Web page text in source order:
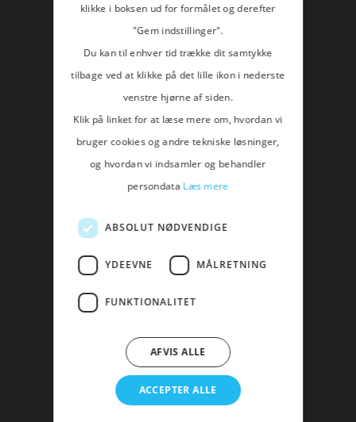
Allmänningsvägen 59
SE-176 78 Järfälla
Orgr: 556973-7413
FAKTURER:
invoice@titanium-gateway.com
EUR: SE95 6000 0000 0000 5547 7399
SE09 6000 0000 0007 5047 0658
TELEFON OG ÅBNE TIDER:
klikke i boksen ud for formålet og derefter
"Gem indstillinger".
Du kan til enhver tid trække dit samtykke
tilbage ved at klikke på det lille ikon i nederste
venstre hjørne af siden.
Klik på linket for at læse mere om, hvordan vi
bruger cookies og andre tekniske løsninger,
og hvordan vi indsamler og behandler
persondata Læs mere
ABSOLUT NØDVENDIGE
YDEEVNE MÅLRETNING
FUNKTIONALITET
ACCEPTER ALLE
AFVIS ALLE